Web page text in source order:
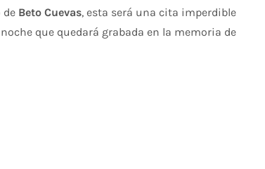
de Beto Cuevas, esta será una cita imperdible
que quedará grabada en la memoria de